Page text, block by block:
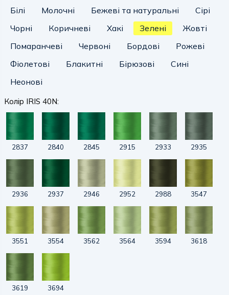
Білі Молочні Бежеві та натуральні
Сірі
Чорні
Коричневі Хакі Зелені
Жовті
Помаранчеві
Червоні Бордові
Рожеві
Фіолетові
Блакитні Бірюзові
Сині
Неонові
Колір IRIS 40N:
2837 2840 2845 2915 2933 2935
2936 2937 2946 2952 2988 3547
3551 3554 3562 3564 3594 3618
3619 3694